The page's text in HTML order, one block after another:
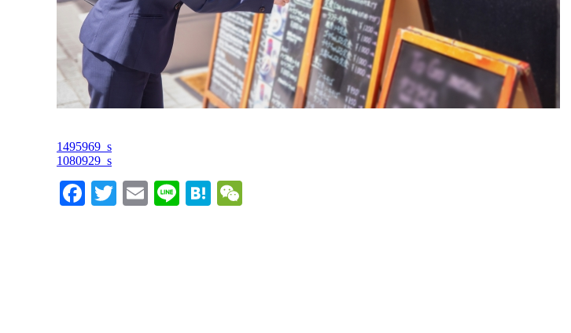
1495969_s
1080929_s
Facebook
TwitterEmailLineHatena